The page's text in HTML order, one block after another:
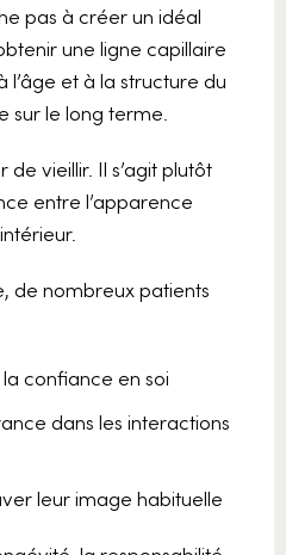
pas à créer un idéal
une ligne capillaire
et à la structure du
sur le long terme.
de vieillir. Il s’agit plutôt
entre l’apparence
de nombreux patients
confiance en soi
dans les interactions
leur image habituelle